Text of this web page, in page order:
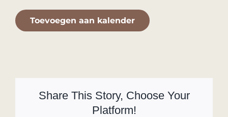
Toevoegen aan kalender
Share This Story, Choose Your
Platform!